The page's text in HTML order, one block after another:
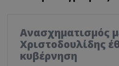
Ανασχηματισμός
Χριστοδουλίδης
κυβέρνηση